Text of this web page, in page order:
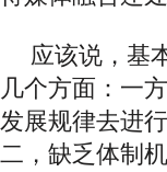
应该说，基
几个方面：一方
发展规律去进
二， 缺乏体制